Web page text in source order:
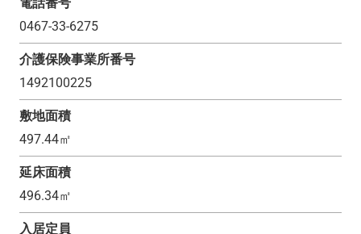
電話番号
0467-33-6275
介護保険事業所番号
1492100225
敷地面積
497.44㎡
延床面積
496.34㎡
入居定員